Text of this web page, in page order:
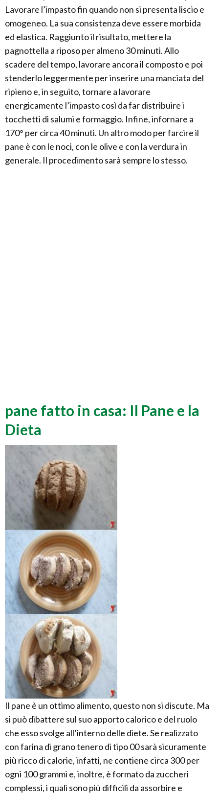
Lavorare l’impasto fin quando non si presenta liscio e
omogeneo. La sua consistenza deve essere morbida
ed elastica. Raggiunto il risultato, mettere la
pagnottella a riposo per almeno 30 minuti. Allo
scadere del tempo, lavorare ancora il composto e poi
stenderlo leggermente per inserire una manciata del
ripieno e, in seguito, tornare a lavorare
energicamente l’impasto così da far distribuire i
tocchetti di salumi e formaggio. Infine, infornare a
170° per circa 40 minuti. Un altro modo per farcire il
pane è con le noci, con le olive e con la verdura in
generale. Il procedimento sarà sempre lo stesso.
pane fatto in casa: Il Pane e la
Dieta
Il pane è un ottimo alimento, questo non si discute. Ma
si può dibattere sul suo apporto calorico e del ruolo
che esso svolge all’interno delle diete. Se realizzato
con farina di grano tenero di tipo 00 sarà sicuramente
più ricco di calorie, infatti, ne contiene circa 300 per
ogni 100 grammi e, inoltre, è formato da zuccheri
complessi, i quali sono più difficili da assorbire e